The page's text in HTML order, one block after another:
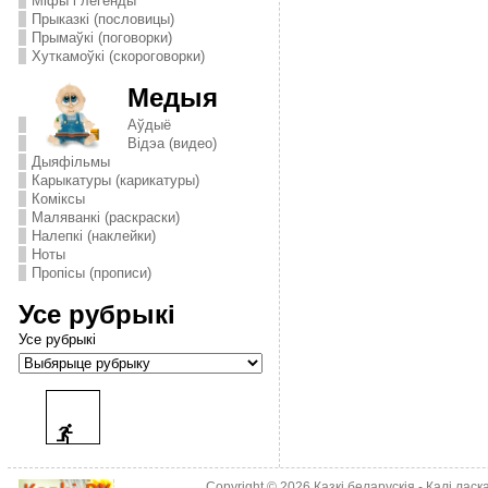
Прыказкі (пословицы)
Прымаўкі (поговорки)
Хуткамоўкі (скороговорки)
Медыя
Аўдыё
Відэа (видео)
Дыяфільмы
Карыкатуры (карикатуры)
Комiксы
Маляванкі (раскраски)
Налепкі (наклейки)
Ноты
Пропісы (прописи)
Усе рубрыкі
Усе рубрыкі